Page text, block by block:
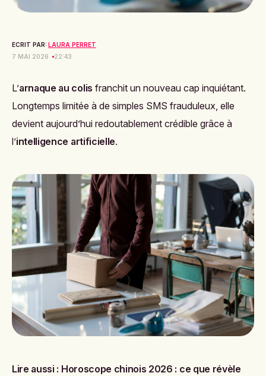
ECRIT PAR: LAURA PERRET
7 MAI 2026
22:43
L’arnaque au colis franchit un nouveau cap inquiétant.
Longtemps limitée à de simples SMS frauduleux, elle
devient aujourd’hui redoutablement crédible grâce à
l’intelligence artificielle.
Lire aussi : Horoscope chinois 2026 : ce que révèle